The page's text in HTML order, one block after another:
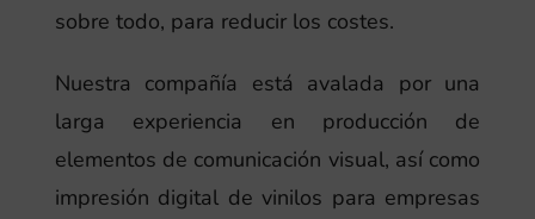
sobre todo, para reducir los costes.
Nuestra compañía está avalada por una
larga experiencia en producción de
elementos de comunicación visual, así como
impresión digital de vinilos para empresas